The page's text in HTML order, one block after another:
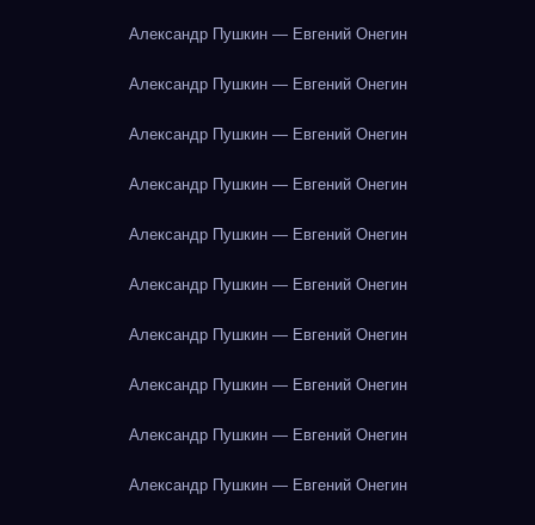
Александр Пушкин — Евгений Онегин
Александр Пушкин — Евгений Онегин
Александр Пушкин — Евгений Онегин
Александр Пушкин — Евгений Онегин
Александр Пушкин — Евгений Онегин
Александр Пушкин — Евгений Онегин
Александр Пушкин — Евгений Онегин
Александр Пушкин — Евгений Онегин
Александр Пушкин — Евгений Онегин
Александр Пушкин — Евгений Онегин